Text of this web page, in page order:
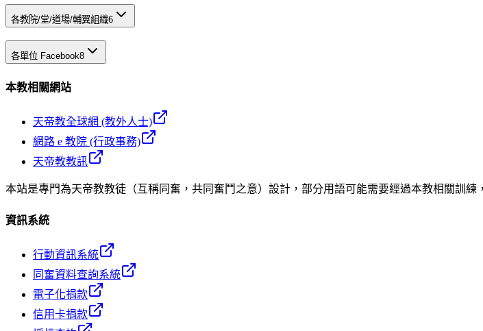
各教院/堂/道場/輔翼組織6
各單位 Facebook8
本教相關網站
天帝教全球網 (教外人士)
網路 e 教院 (行政事務)
天帝教教訊
本站是專門為天帝教教徒（互稱同奮，共同奮鬥之意）設計，部分用語可能需要經過本教相關訓
資訊系統
行動資訊系統
同奮資料查詢系統
電子化捐款
信用卡捐款